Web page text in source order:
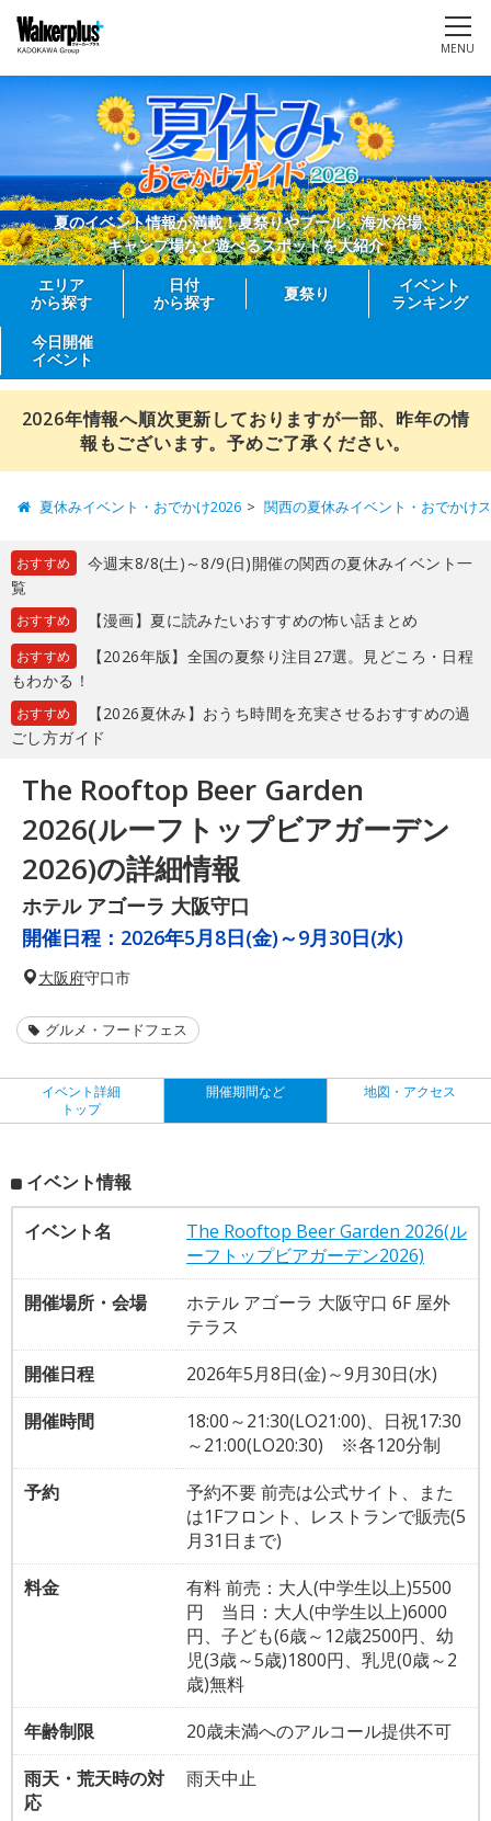
MENU
夏のイベント情報が満載！夏祭りやプール、海水浴場、
キャンプ場など遊べるスポットを大紹介
エリア
から探す
日付
から探す
夏祭り
イベント
ランキング
今日開催
イベント
2026年情報へ順次更新しておりますが一部、昨年の情
報もございます。予めご了承ください。
夏休みイベント・おでかけ2026 関西の夏休みイベント・おでかけ
おすすめ
今週末8/8(土)～8/9(日)開催の関西の夏休みイベント一
覧
おすすめ 【漫画】夏に読みたいおすすめの怖い話まとめ
おすすめ
【2026年版】全国の夏祭り注目27選。見どころ・日程
もわかる！
おすすめ
【2026夏休み】おうち時間を充実させるおすすめの過
ごし方ガイド
The Rooftop Beer Garden
2026(ルーフトップビアガーデン
2026)の詳細情報
ホテル アゴーラ 大阪守口
開催日程： 2026年5月8日(金)～9月30日(水)
大阪府守口市
グルメ・フードフェス
イベント詳細
トップ
開催期間など 地図・アクセス
イベント情報
イベント名
The Rooftop Beer Garden 2026(ル
ーフトップビアガーデン2026)
開催場所・会場
ホテル アゴーラ 大阪守口 6F 屋外
テラス
開催日程
2026年5月8日(金)～9月30日(水)
開催時間
18:00～21:30(LO21:00)、日祝17:30
～21:00(LO20:30) ※各120分制
予約
予約不要 前売は公式サイト、また
は1Fフロント、レストランで販売(5
月31日まで)
料金
有料 前売：大人(中学生以上)5500
円 当日：大人(中学生以上)6000
円、子ども(6歳～12歳2500円、幼
児(3歳～5歳)1800円、乳児(0歳～2
歳)無料
年齢制限
20歳未満へのアルコール提供不可
雨天・荒天時の対
応
雨天中止